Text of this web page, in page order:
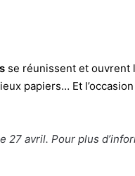
se réunissent et
papiers… Et
27 avril. Pour plus